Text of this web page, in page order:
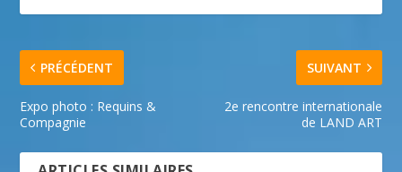
PRÉCÉDENT
Expo photo : Requins &
Compagnie
SUIVANT
2e rencontre internationale
de LAND ART